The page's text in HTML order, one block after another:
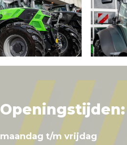
Openingstijden:
maandag t/m vrijdag